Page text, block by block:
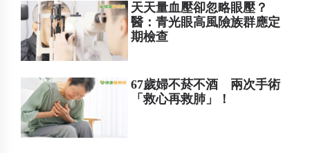
天天量血壓卻忽略眼壓？
醫：青光眼高風險族群應定
期檢查
67歲婦不菸不酒 兩次手術
「救心再救肺」！